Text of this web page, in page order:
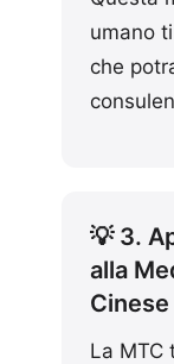
umano
che
💡 3.
alla
Cinese
La MTC